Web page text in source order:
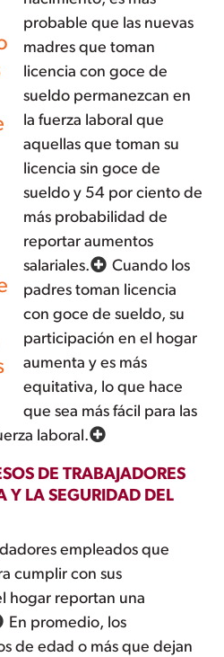
probable que las nuevas
madres que toman
licencia con goce de
sueldo permanezcan en
la fuerza laboral que
aquellas que toman su
licencia sin goce de
sueldo y 54 por ciento de
más probabilidad de
reportar aumentos
salariales.
Cuando los
padres toman licencia
con goce de sueldo, su
participación en el hogar
aumenta y es más
equitativa, lo que hace
que sea más fácil para las
laboral.
DE TRABAJADORES
Y LA SEGURIDAD DEL
empleados que
cumplir con sus
hogar reportan una
En promedio, los
de edad o más que dejan